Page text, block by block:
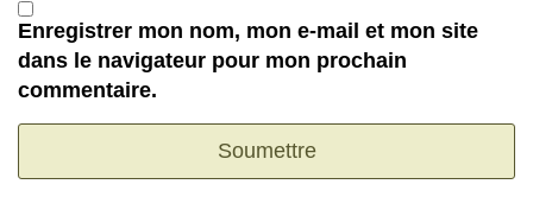
Enregistrer mon nom, mon e-mail et mon site
dans le navigateur pour mon prochain
commentaire.